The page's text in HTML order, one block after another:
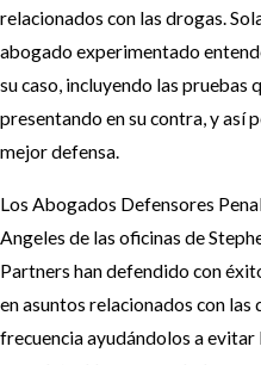
relacionados con las drogas.
abogado experimentado
su caso, incluyendo las pruebas
presentando en su contra, y así
mejor defensa.
Los Abogados Defensores
Angeles de las oficinas de
Partners han defendido con
en asuntos relacionados con las
frecuencia ayudándolos a evitar